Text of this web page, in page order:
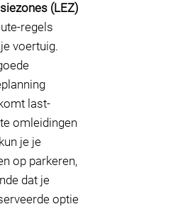
(LEZ)
regels
voertuig.
last-
omleidingen
je je
op parkeren,
dat je
optie